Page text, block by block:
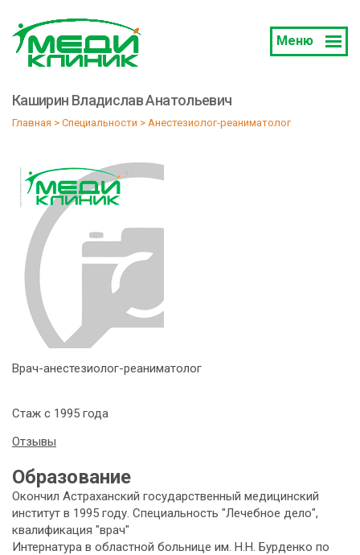
Меню
Каширин Владислав Анатольевич
Главная > Специальности > Анестезиолог-реаниматолог
Врач-анестезиолог-реаниматолог
Стаж с 1995 года
Отзывы
Образование
Окончил Астраханский государственный медицинский
институт в 1995 году. Специальность "Лечебное дело",
квалификация "врач"
Интернатура в областной больнице им. Н.Н. Бурденко по